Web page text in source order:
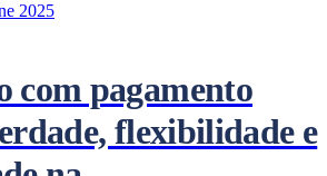
2025
com pagamento
flexibilidade e